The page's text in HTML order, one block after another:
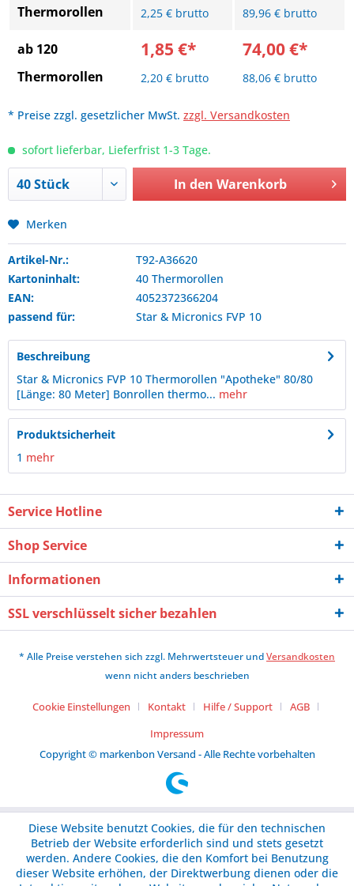
Thermorollen
2,25 € brutto 89,96 € brutto
ab 120
Thermorollen
1,85 €*
2,20 € brutto
74,00 €*
88,06 € brutto
* Preise zzgl. gesetzlicher MwSt. zzgl. Versandkosten
sofort lieferbar, Lieferfrist 1-3 Tage.
In den Warenkorb
Merken
Artikel-Nr.:
T92-A36620
Kartoninhalt:
40 Thermorollen
EAN:
4052372366204
passend für:
Star & Micronics FVP 10
Beschreibung
Star & Micronics FVP 10 Thermorollen "Apotheke" 80/80
[Länge: 80 Meter] Bonrollen thermo... mehr
Produktsicherheit
1 mehr
Service Hotline
Shop Service
Informationen
SSL verschlüsselt sicher bezahlen
* Alle Preise verstehen sich zzgl. Mehrwertsteuer undVersandkosten
wenn nicht anders beschrieben
Cookie Einstellungen Kontakt Hilfe / Support
AGB
Impressum
Copyright © markenbon Versand - Alle Rechte vorbehalten
Diese Website benutzt Cookies, die für den technischen
Betrieb der Website erforderlich sind und stets gesetzt
werden. Andere Cookies, die den Komfort bei Benutzung
dieser Website erhöhen, der Direktwerbung dienen oder die